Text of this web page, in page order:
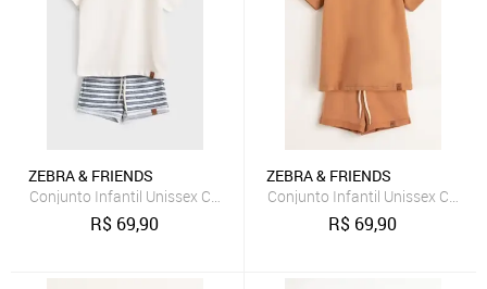
ZEBRA & FRIENDS
Conjunto Infantil Unissex Com Camiseta e Short Off White
R$ 69,90
ZEBRA & FRIENDS
Conjunto Infantil Unissex Com
R$ 69,90